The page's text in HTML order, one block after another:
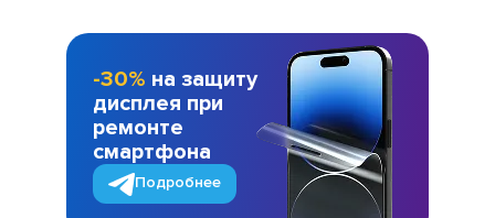
-30% на защиту
дисплея при
ремонте
смартфона
Подробнее